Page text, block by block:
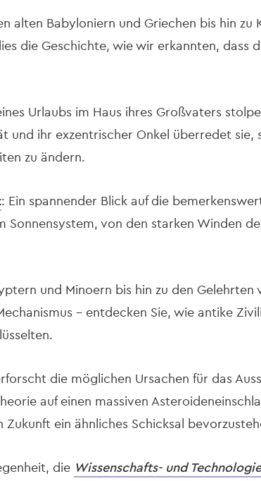
alten Babyloniern und Griechen bis hin zu
die Geschichte, wie wir erkannten, dass
Urlaubs im Haus ihres Großvaters
und ihr exzentrischer Onkel überredet sie,
zu ändern.
: Ein spannender Blick auf die
von den starken Winden
und Minoern bis hin zu den Gelehrten
– entdecken Sie, wie antike
die möglichen Ursachen für das
auf einen massiven
ein ähnliches Schicksal
die Wissenschafts- und